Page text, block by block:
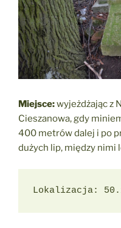
Miejsce:wyjeżdżając z
Cieszanowa, gdy
400 metrów dalej i po
dużych lip, między nimi
Lokalizacja: